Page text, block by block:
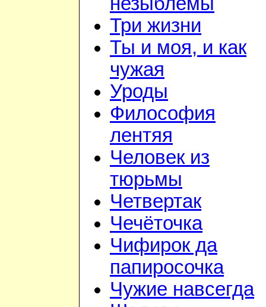
Три жизни
Ты и моя, и как
чужая
Уроды
Философия
лентяя
Человек из
тюрьмы
Четвертак
Чечёточка
Чифирок да
папиросочка
Чужие навсегда